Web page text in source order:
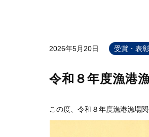
2026年5月20日 受賞・表彰
令和８年度漁港
この度、令和８年度漁港漁場